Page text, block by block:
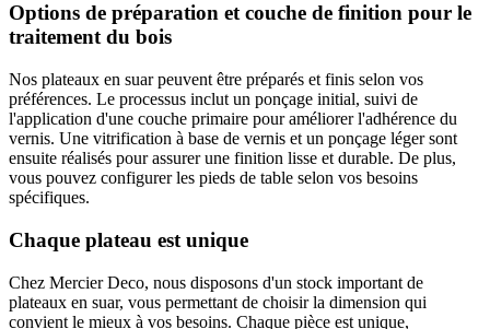
Options de préparation et couche de finition pour le
traitement du bois
Nos plateaux en suar peuvent être préparés et finis selon vos
préférences. Le processus inclut un ponçage initial, suivi de
l'application d'une couche primaire pour améliorer l'adhérence du
vernis. Une vitrification à base de vernis et un ponçage léger sont
ensuite réalisés pour assurer une finition lisse et durable. De plus,
vous pouvez configurer les pieds de table selon vos besoins
spécifiques.
Chaque plateau est unique
Chez Mercier Deco, nous disposons d'un stock important de
plateaux en suar, vous permettant de choisir la dimension qui
convient le mieux à vos besoins. Chaque pièce est unique,